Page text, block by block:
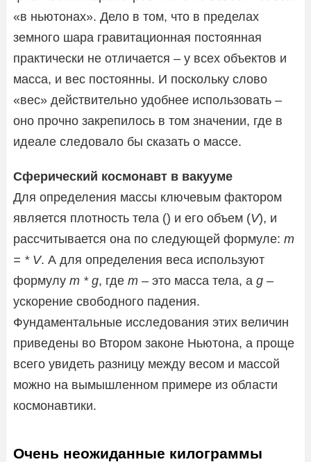
«в ньютонах». Дело в том, что в пределах
земного шара гравитационная постоянная
практически не отличается – у всех объектов и
масса, и вес постоянны. И поскольку слово
«вес» действительно удобнее использовать –
оно прочно закрепилось в том значении, где в
идеале следовало бы сказать о массе.
Сферический космонавт в вакууме
Для определения массы ключевым фактором
является плотность тела () и его объем (V), и
рассчитывается она по следующей формуле: m
= * V. А для определения веса используют
формулу m * g, где m – это масса тела, а g –
ускорение свободного падения.
Фундаментальные исследования этих величин
приведены во Втором законе Ньютона, а проще
всего увидеть разницу между весом и массой
можно на вымышленном примере из области
космонавтики.
Очень неожиданные килограммы